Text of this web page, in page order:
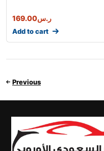
ر.س169.00
Add to cart
Previous